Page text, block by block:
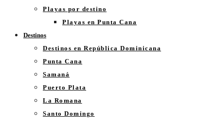
Playas por destino
Playas en Punta Cana
Destinos
Destinos en República Dominicana
Punta Cana
Samaná
Puerto Plata
La Romana
Santo Domingo